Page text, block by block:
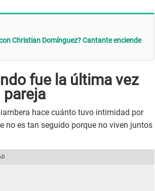
Christian Domínguez? Cantante enciende
fue la última vez
hace cuánto tuvo intimidad por
no es tan seguido porque no viven juntos